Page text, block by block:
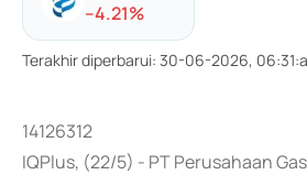
--4.21%
Terakhir diperbarui: 30-06-2026,
14126312
IQPlus, (22/5) - PT Perusahaan